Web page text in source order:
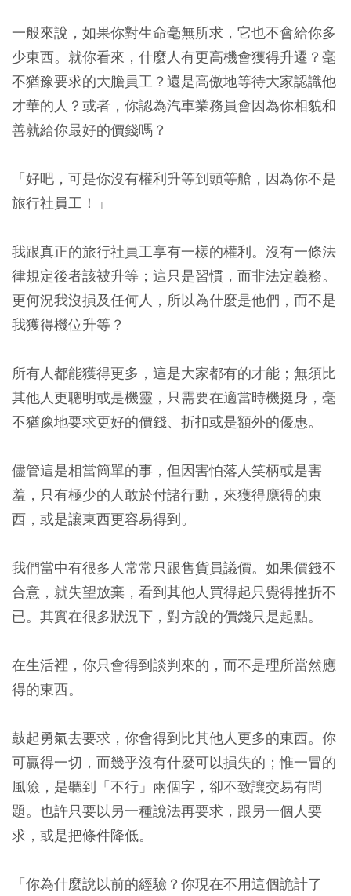
一般來說，如果你對生命毫無所求，它也不會給你多
少東西。就你看來，什麼人有更高機會獲得升遷？毫
不猶豫要求的大膽員工？還是高傲地等待大家認識他
才華的人？或者，你認為汽車業務員會因為你相貌和
善就給你最好的價錢嗎？
「好吧，可是你沒有權利升等到頭等艙，因為你不是
旅行社員工！」
我跟真正的旅行社員工享有一樣的權利。沒有一條法
律規定後者該被升等；這只是習慣，而非法定義務。
更何況我沒損及任何人，所以為什麼是他們，而不是
我獲得機位升等？
所有人都能獲得更多，這是大家都有的才能；無須比
其他人更聰明或是機靈，只需要在適當時機挺身，毫
不猶豫地要求更好的價錢、折扣或是額外的優惠。
儘管這是相當簡單的事，但因害怕落人笑柄或是害
羞，只有極少的人敢於付諸行動，來獲得應得的東
西，或是讓東西更容易得到。
我們當中有很多人常常只跟售貨員議價。如果價錢不
合意，就失望放棄，看到其他人買得起只覺得挫折不
已。其實在很多狀況下，對方說的價錢只是起點。
在生活裡，你只會得到談判來的，而不是理所當然應
得的東西。
鼓起勇氣去要求，你會得到比其他人更多的東西。你
可贏得一切，而幾乎沒有什麼可以損失的；惟一冒的
風險，是聽到「不行」兩個字，卻不致讓交易有問
題。也許只要以另一種說法再要求，跟另一個人要
求，或是把條件降低。
「你為什麼說以前的經驗？你現在不用這個詭計了